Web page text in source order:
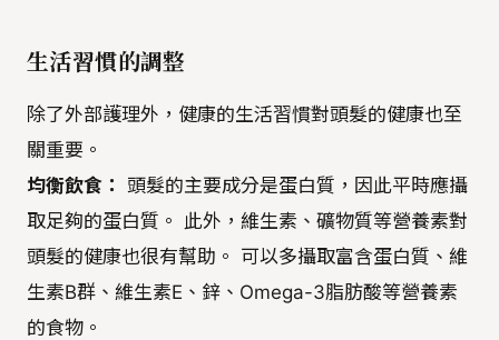
生活習慣的調整
除了外部護理外，健康的生活習慣對頭髮的健康也至
關重要。
均衡飲食： 頭髮的主要成分是蛋白質，因此平時應攝
取足夠的蛋白質。 此外，維生素、礦物質等營養素對
頭髮的健康也很有幫助。 可以多攝取富含蛋白質、維
生素B群、維生素E、鋅、Omega-3脂肪酸等營養素
的食物。